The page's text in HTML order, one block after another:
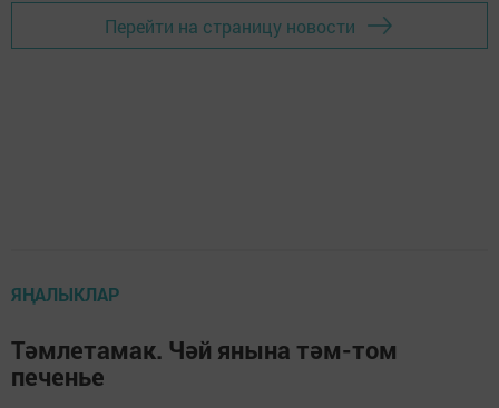
Перейти на страницу новости
ЯҢАЛЫКЛАР
Тәмлетамак. Чәй янына тәм-том
печенье